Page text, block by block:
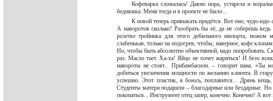
Кофеварка сломалась! Давно пора, устарела и
бедняжка. Меня тогда и в проекте не было...
К новой теперь привыкать придётся. Вот оно, чудо-
А наворотов сколько! Разобрать бы её, да не соберешь
розетке тройника для этого дебильного импорта,
слабенькая, только на подогрев, чтобы, наверное, кофе
Но, чтобы быть абсолютно объективной, надо попробовать.
раз. Масло тает. Ха-ха! Яйцо не хочет жариться! И безо
навороты не стоят... Прибамбасили. – говорит пана. «Ты
добиться увеличения мощности по желанию клиента. В
успешно. Этот пластик, я боюсь, поплавится... Дрянь
Студенты матери подарили – благодарные или бездарные.
покопаться... Инструмент отец запер, конечно. Конечно! А